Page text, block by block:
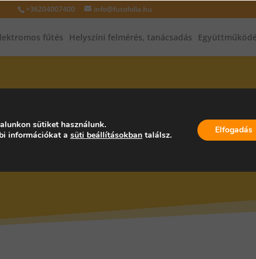
+36204007400 info@futofolia.hu
fűtés Helyszíni felmérés, tanácsadás
INFRAPANEL,
sütiket használunk.
információkat a süti beállításokbantalálsz. Elfogadás